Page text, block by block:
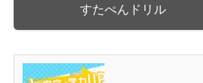
すたぺんドリル